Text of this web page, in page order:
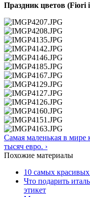
Праздник цветов (Fiori
Самая маленькая в мире
тысяч евро. ›
Похожие материалы
10 самых
Что подарить
этикет